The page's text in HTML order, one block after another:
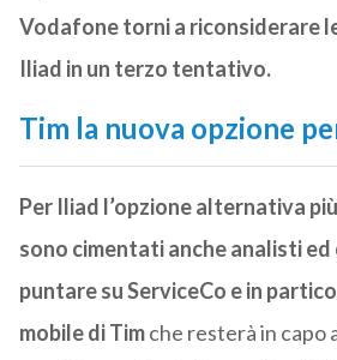
Vodafone torni a riconsiderare
Iliad in un terzo tentativo.
Tim la nuova opzione
Per Iliad l’opzione alternativa
sono cimentati anche analisti
puntare su ServiceCo e in
mobile di Timche resterà in capo